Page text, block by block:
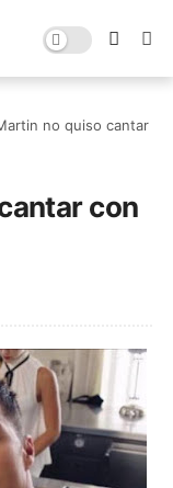
no quiso cantar
con